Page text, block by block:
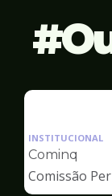
INSTITUCIONAL
Cominq
Comissão